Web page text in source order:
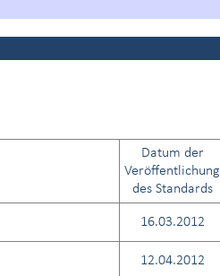
Datum der
Veröffentlichung
des Standards
16.03.2012
12.04.2012